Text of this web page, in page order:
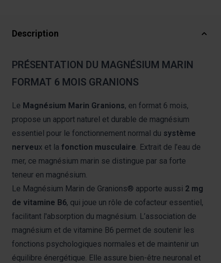
Description
PRÉSENTATION DU MAGNÉSIUM MARIN
FORMAT 6 MOIS GRANIONS
Le Magnésium Marin Granions, en format 6 mois,
propose un apport naturel et durable de magnésium
essentiel pour le fonctionnement normal du système
nerveux et la fonction musculaire. Extrait de l’eau de
mer, ce magnésium marin se distingue par sa forte
teneur en magnésium.
Le Magnésium Marin de Granions® apporte aussi 2 mg
de vitamine B6, qui joue un rôle de cofacteur essentiel,
facilitant l'absorption du magnésium. L’association de
magnésium et de vitamine B6 permet de soutenir les
fonctions psychologiques normales et de maintenir un
équilibre énergétique. Elle assure bien-être neuronal et